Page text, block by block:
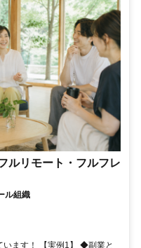
ルリモート・フルフレ
ル組織
います！ 【実例1】 ◆副業と